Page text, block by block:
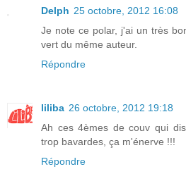
Delph 25 octobre, 2012 16:08
Je note ce polar, j'ai un très
vert du même auteur.
Répondre
liliba 26 octobre, 2012 19:18
Ah ces 4èmes de couv qui
trop bavardes, ça m'énerve !!!
Répondre